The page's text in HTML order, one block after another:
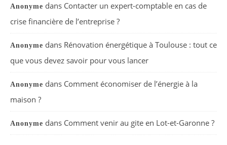
Anonyme dans Contacter un expert-comptable en cas de
crise financière de l’entreprise ?
Anonyme dans Rénovation énergétique à Toulouse : tout ce
que vous devez savoir pour vous lancer
Anonyme dans Comment économiser de l’énergie à la
maison ?
Anonyme dans Comment venir au gite en Lot-et-Garonne ?